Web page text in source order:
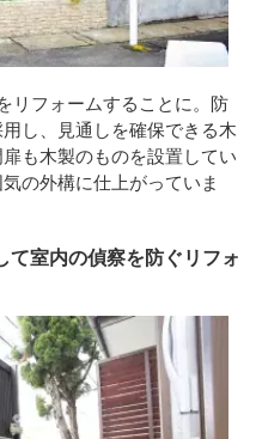
リフォームすることに。防
し、見通しを確保できる木
も木製のものを設置してい
の外構に仕上がっていま
て室内の偵察を防ぐリフォ